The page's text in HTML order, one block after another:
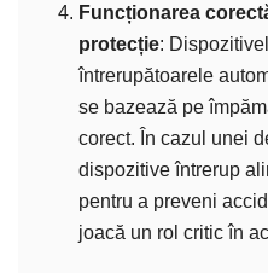
Funcționarea
protecție:
întrerupătoarele
se bazează pe
corect. În cazul unei
dispozitive întrerup
pentru a preveni
joacă un rol critic în